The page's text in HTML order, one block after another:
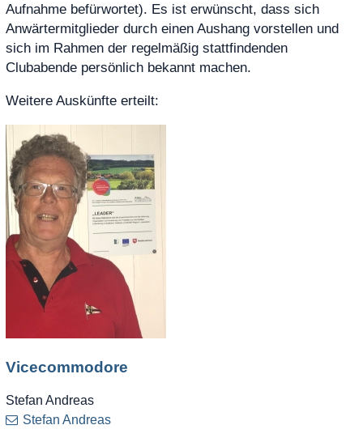
Aufnahme befürwortet). Es ist erwünscht, dass sich
Anwärtermitglieder durch einen Aushang vorstellen und
sich im Rahmen der regelmäßig stattfindenden
Clubabende persönlich bekannt machen.
Weitere Auskünfte erteilt:
Vicecommodore
Stefan Andreas
Stefan Andreas